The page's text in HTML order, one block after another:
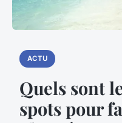
ACTU
Quels sont
spots pour